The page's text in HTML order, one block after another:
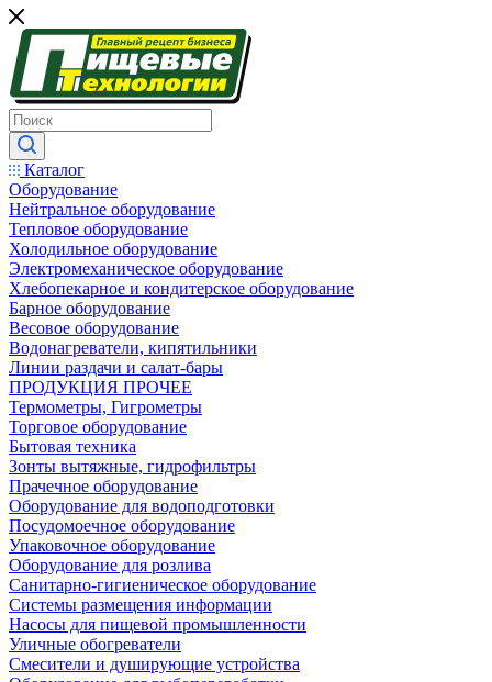
Каталог
Оборудование
Нейтральное оборудование
Тепловое оборудование
Холодильное оборудование
Электромеханическое оборудование
Хлебопекарное и кондитерское оборудование
Барное оборудование
Весовое оборудование
Водонагреватели, кипятильники
Линии раздачи и салат-бары
ПРОДУКЦИЯ ПРОЧЕЕ
Термометры, Гигрометры
Торговое оборудование
Бытовая техника
Зонты вытяжные, гидрофильтры
Прачечное оборудование
Оборудование для водоподготовки
Посудомоечное оборудование
Упаковочное оборудование
Оборудование для розлива
Санитарно-гигиеническое оборудование
Системы размещения информации
Насосы для пищевой промышленности
Уличные обогреватели
Смесители и душирующие устройства